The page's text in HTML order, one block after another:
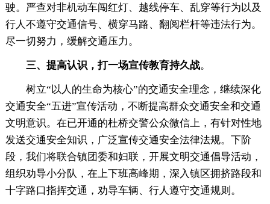
驶。严查对非机动车闯红灯、越线停车、乱穿等行为以及
行人不遵守交通信号、横穿马路、翻阅栏杆等违法行为。
尽一切努力，缓解交通压力。
三、提高认识，打一场宣传教育持久战。
树立“以人的生命为核心”的交通安全理念，继续深化
交通安全“五进”宣传活动，不断提高群众交通安全和交通
文明意识。在已开通的杜桥交警公众微信上，有针对性地
发送交通安全知识，广泛宣传交通安全法律法规。下阶
段，我们将联合镇团委和妇联，开展文明交通倡导活动，
组织劝导小分队，在上下班高峰期，深入镇区拥挤路段和
十字路口指挥交通，劝导车辆、行人遵守交通规则。